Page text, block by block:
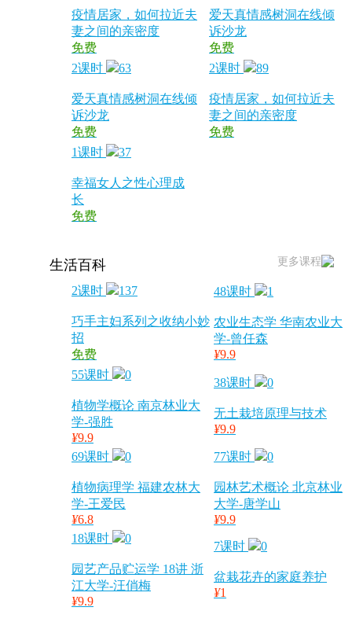
疫情居家，如何拉近夫
妻之间的亲密度
免费
爱天真情感树洞在线倾
诉沙龙
免费
2课时
63
爱天真情感树洞在线倾
诉沙龙
免费
2课时 89
疫情居家，如何拉近夫
妻之间的亲密度
免费
1课时
37
幸福女人之性心理成
长
免费
更多课程
生活百科
2课时 137
巧手主妇系列之收纳小妙
招
免费
48课时 1
农业生态学 华南农业大
学-曾任森
¥9.9
55课时
0
植物学概论 南京林业大
学-强胜
¥9.9
38课时 0
无土栽培原理与技术
¥9.9
69课时 0
植物病理学 福建农林大
学-王爱民
¥6.8
77课时 0
园林艺术概论 北京林业
大学-唐学山
¥9.9
18课时
0
园艺产品贮运学 18讲 浙
江大学-汪俏梅
¥9.9
7课时 0
盆栽花卉的家庭养护
¥1